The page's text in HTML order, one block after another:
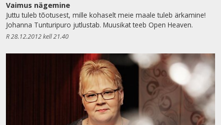
Vaimus nägemine
Juttu tuleb tõotusest, mille kohaselt meie maale tuleb ärkamine!
Johanna Tunturipuro jutlustab. Muusikat teeb Open Heaven.
R 28.12.2012 kell 21.40